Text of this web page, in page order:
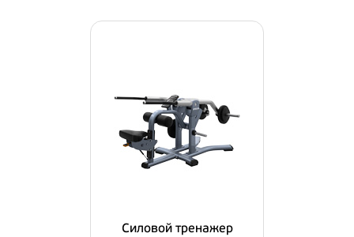
Силовой тренажер